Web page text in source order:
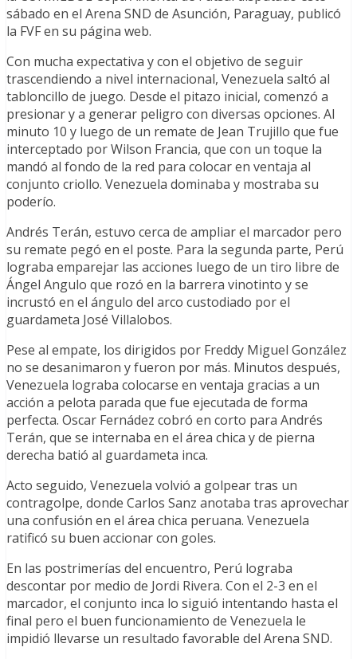
sábado en el Arena SND de Asunción, Paraguay, publicó
la FVF en su página web.
Con mucha expectativa y con el objetivo de seguir
trascendiendo a nivel internacional, Venezuela saltó al
tabloncillo de juego. Desde el pitazo inicial, comenzó a
presionar y a generar peligro con diversas opciones. Al
minuto 10 y luego de un remate de Jean Trujillo que fue
interceptado por Wilson Francia, que con un toque la
mandó al fondo de la red para colocar en ventaja al
conjunto criollo. Venezuela dominaba y mostraba su
poderío.
Andrés Terán, estuvo cerca de ampliar el marcador pero
su remate pegó en el poste. Para la segunda parte, Perú
lograba emparejar las acciones luego de un tiro libre de
Ángel Angulo que rozó en la barrera vinotinto y se
incrustó en el ángulo del arco custodiado por el
guardameta José Villalobos.
Pese al empate, los dirigidos por Freddy Miguel González
no se desanimaron y fueron por más. Minutos después,
Venezuela lograba colocarse en ventaja gracias a un
acción a pelota parada que fue ejecutada de forma
perfecta. Oscar Fernádez cobró en corto para Andrés
Terán, que se internaba en el área chica y de pierna
derecha batió al guardameta inca.
Acto seguido, Venezuela volvió a golpear tras un
contragolpe, donde Carlos Sanz anotaba tras aprovechar
una confusión en el área chica peruana. Venezuela
ratificó su buen accionar con goles.
En las postrimerías del encuentro, Perú lograba
descontar por medio de Jordi Rivera. Con el 2-3 en el
marcador, el conjunto inca lo siguió intentando hasta el
final pero el buen funcionamiento de Venezuela le
impidió llevarse un resultado favorable del Arena SND.